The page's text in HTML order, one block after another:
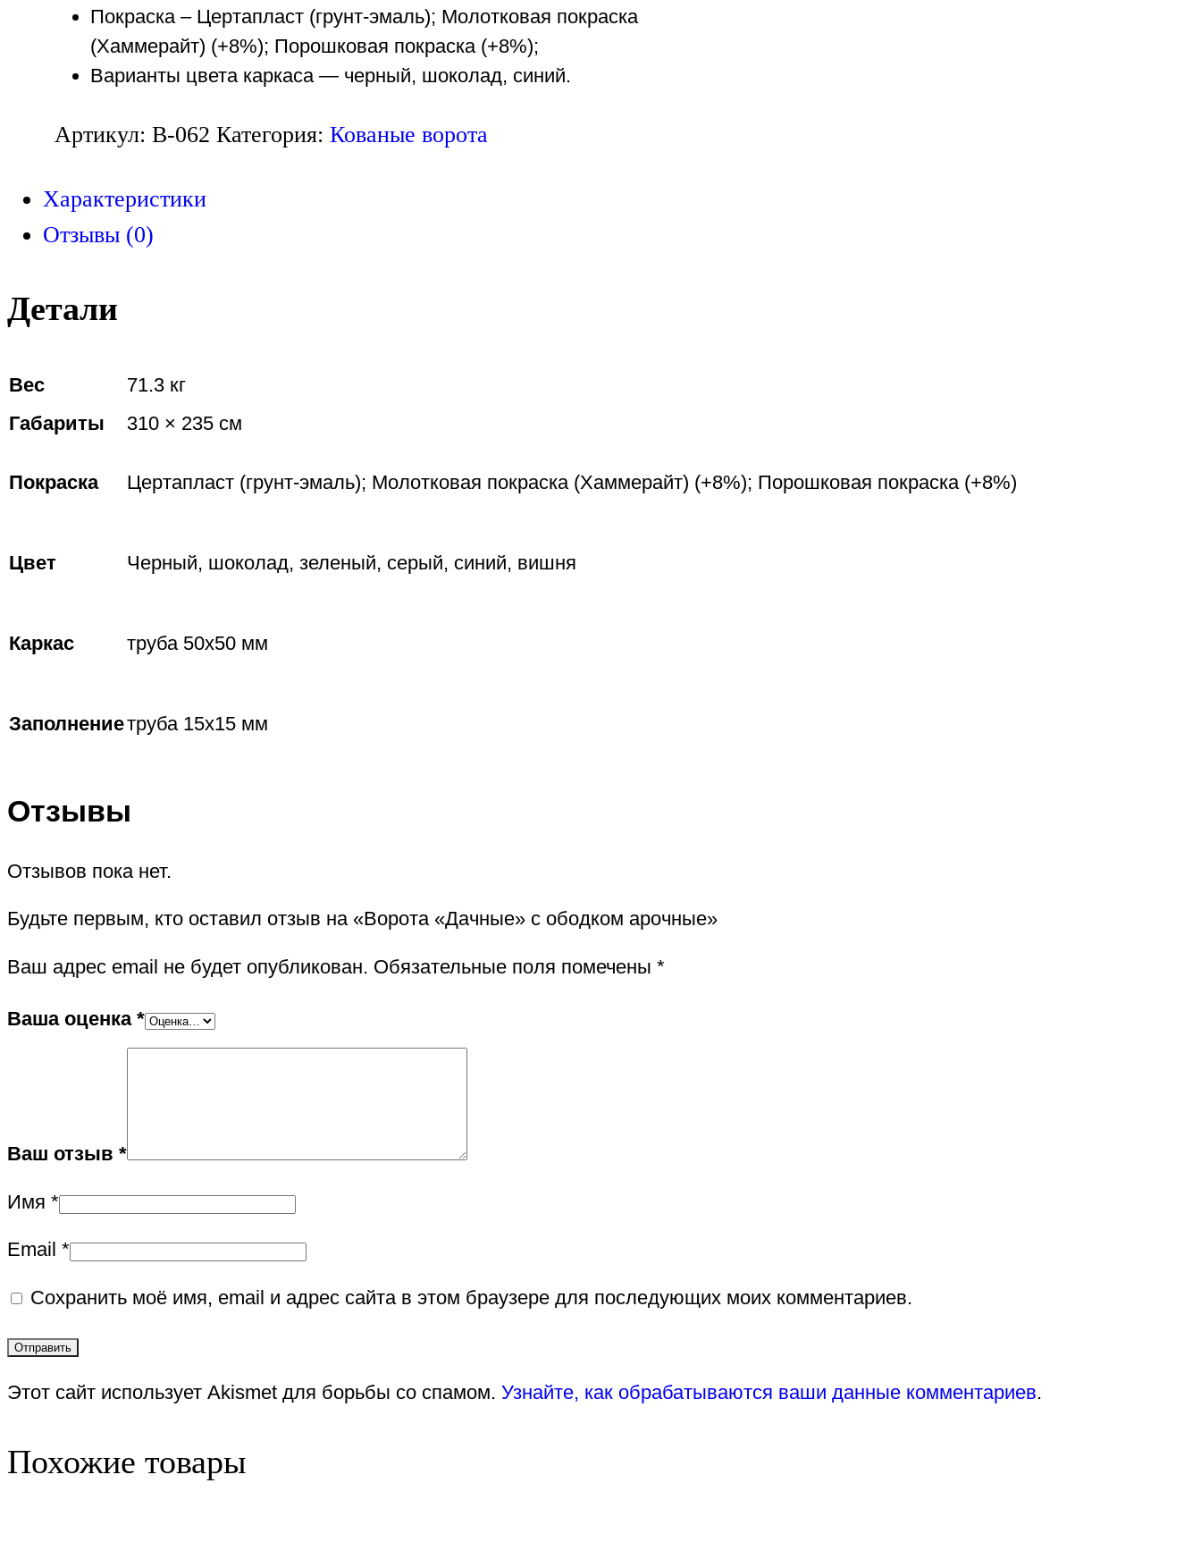
Покраска – Цертапласт (грунт-эмаль); Молотковая покраска
(Хаммерайт) (+8%); Порошковая покраска (+8%);
Варианты цвета каркаса — черный, шоколад, синий.
Артикул:В-062 Категория:Кованые ворота
Характеристики
Отзывы (0)
Детали
Вес
71.3 кг
Габариты
310 × 235 см
Покраска Цертапласт (грунт-эмаль); Молотковая покраска (Хаммерайт) (+8%); Порошковая покраска (+8%)
Цвет Черный, шоколад, зеленый, серый, синий, вишня
Каркас труба 50х50 мм
Заполнениетруба 15х15 мм
Отзывы
Отзывов пока нет.
Будьте первым, кто оставил отзыв на «Ворота «Дачные» с ободком арочные»
Ваш адрес email не будет опубликован. Обязательные поля помечены *
Ваша оценка *
Ваш отзыв *
Имя *
Email *
Сохранить моё имя, email и адрес сайта в этом браузере для последующих моих комментариев.
Этот сайт использует Akismet для борьбы со спамом. Узнайте, как обрабатываются ваши данные комментариев.
Похожие товары